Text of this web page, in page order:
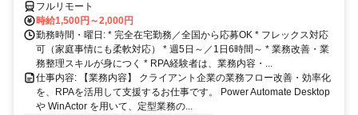
フルリモート
時給1,500円～2,000円
勤務時間・曜日: * 完全在宅勤務／全国から応募OK * フレックス対応
可（家庭事情にも柔軟対応） * 週5日～／1日6時間～ * 業務改善・業
務整理スキルが身につく * RPA経験者は、業務内容・...
仕事内容: 【業務内容】 クライアント企業の業務フロー改善・効率化
を、RPAを活用して支援するお仕事です。 Power Automate Desktop
や WinActor を用いて、定型業務の...